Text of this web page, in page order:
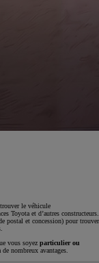
le véhicule
Toyota et d’autres constructeurs.
postal et concession) pour trouver
vous soyez particulier ou
nombreux avantages.